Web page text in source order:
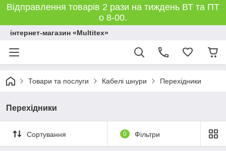
Відправлення товарів 2 рази на тиждень ВТ та ПТ
о 8-00.
інтернет-магазин «Multitex»
Товари та послуги Кабелі шнури Перехідники
Перехідники
Сортування 0 Фільтри